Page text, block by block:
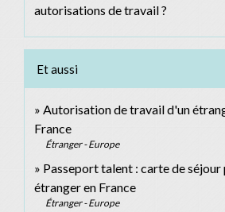
autorisations de travail ?
Et aussi
Autorisation de travail d'un
France
Étranger - Europe
Passeport talent : carte de
étranger en France
Étranger - Europe